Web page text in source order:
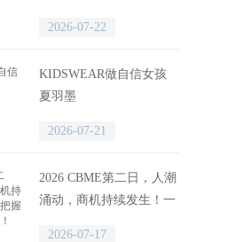
2026-07-22
KIDSWEAR做自信女孩
夏羽墨
2026-07-21
2026 CBME第二日，人潮
涌动，商机持续发生！一
2026-07-17